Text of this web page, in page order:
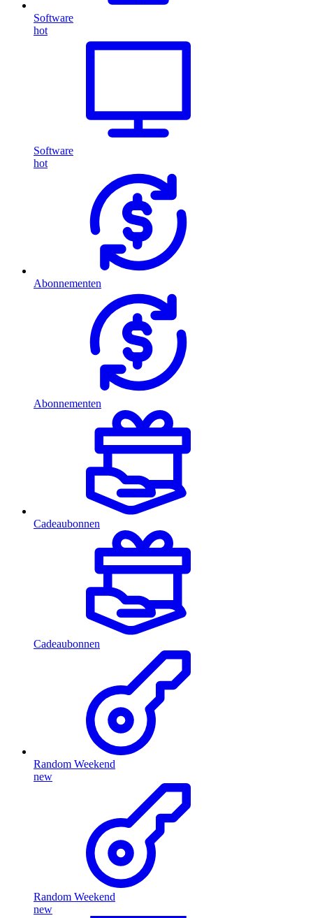
Software
hot
Software
hot
Abonnementen
Abonnementen
Cadeaubonnen
Cadeaubonnen
Random Weekend
new
Random Weekend
new